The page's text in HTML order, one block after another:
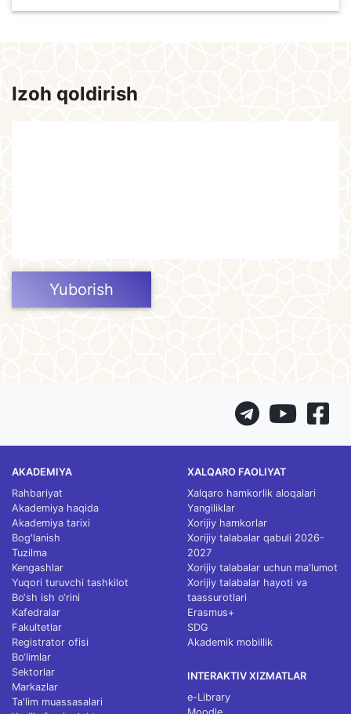
Izoh qoldirish
Yuborish
AKADEMIYA
Rahbariyat
Akademiya haqida
Akademiya tarixi
Bog'lanish
Tuzilma
Kengashlar
Yuqori turuvchi tashkilot
Bo‘sh ish o‘rini
Kafedralar
Fakultetlar
Registrator ofisi
Bo‘limlar
Sektorlar
Markazlar
Ta'lim muassasalari
XALQARO FAOLIYAT
Xalqaro hamkorlik aloqalari
Yangiliklar
Xorijiy hamkorlar
Xorijiy talabalar qabuli 2026-
2027
Xorijiy talabalar uchun ma'lumot
Xorijiy talabalar hayoti va
taassurotlari
Erasmus+
SDG
Akademik mobillik
INTERAKTIV XIZMATLAR
e-Library